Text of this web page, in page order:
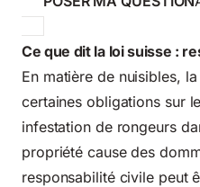
Ce que dit la loi suisse :
En matière de nuisibles,
certaines obligations sur
infestation de rongeurs
propriété cause des
responsabilité civile peut